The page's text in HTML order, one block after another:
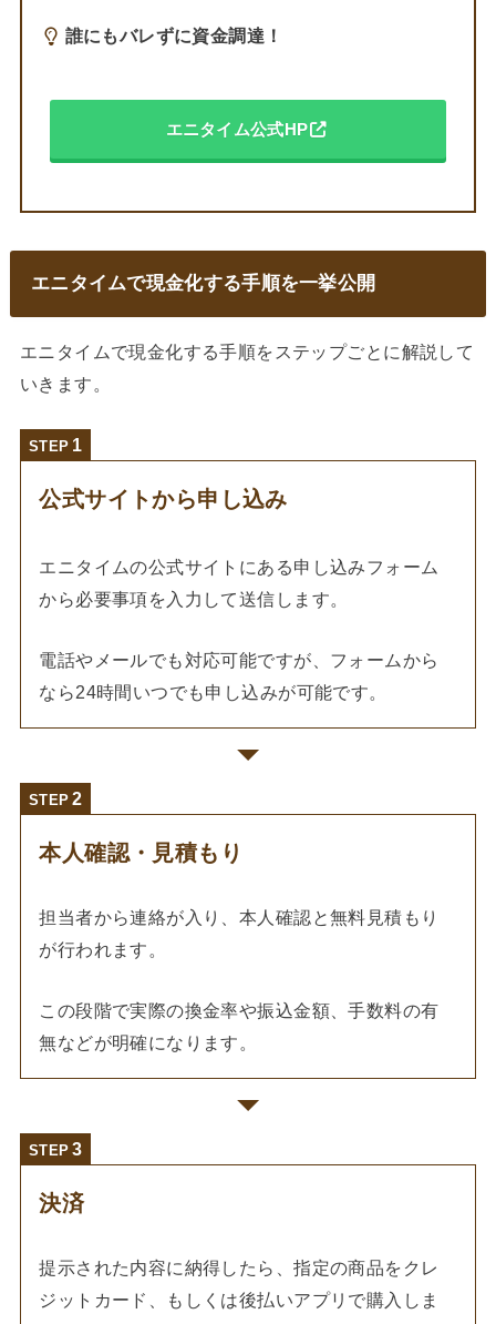
誰にもバレずに資金調達！
エニタイム公式HP
エニタイムで現金化する手順を一挙公開
エニタイムで現金化する手順をステップごとに解説して
いきます。
STEP
公式サイトから申し込み
エニタイムの公式サイトにある申し込みフォーム
から必要事項を入力して送信します。
電話やメールでも対応可能ですが、フォームから
なら24時間いつでも申し込みが可能です。
STEP
本人確認・見積もり
担当者から連絡が入り、本人確認と無料見積もり
が行われます。
この段階で実際の換金率や振込金額、手数料の有
無などが明確になります。
STEP
決済
提示された内容に納得したら、指定の商品をクレ
ジットカード、もしくは後払いアプリで購入しま